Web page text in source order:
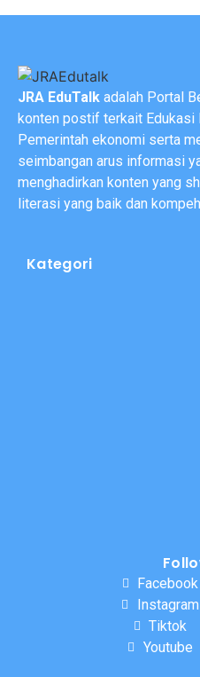
JRA EduTalk adalah Portal
konten postif terkait Edukasi
Pemerintah ekonomi serta
seimbangan arus informasi
menghadirkan konten yang
literasi yang baik dan
Kategori
Facebook
Instagram
Tiktok
Youtube